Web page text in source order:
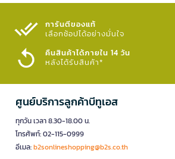
การันตีของแท้
เลือกช้อปได้อย่างมั่นใจ​
คืนสินค้าได้ภายใน 14 วัน
หลังได้รับสินค้า*
ศูนย์บริการลูกค้าบีทูเอส
ทุกวัน เวลา 8.30-18.00 น.
โทรศัพท์: 02-115-0999
อีเมล:b2sonlineshopping@b2s.co.th